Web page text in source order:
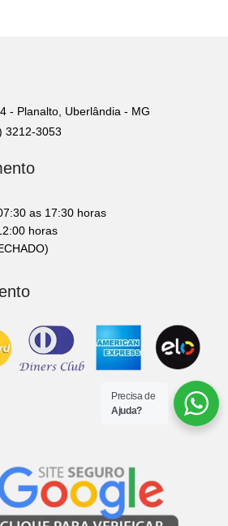
- Planalto, Uberlândia - MG
3212-3053
as 17:30 horas
horas
Precisa de
Ajuda?